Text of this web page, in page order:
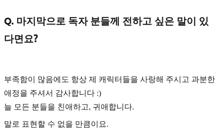
Q. 마지막으로 독자 분들께 전하고 싶은 말이 있
다면요?
부족함이 많음에도 항상 제 캐릭터들을 사랑해 주시고 과분한
애정을 주셔서 감사합니다 :)
늘 모든 분들을 친애하고, 귀애합니다.
말로 표현할 수 없을 만큼이요.